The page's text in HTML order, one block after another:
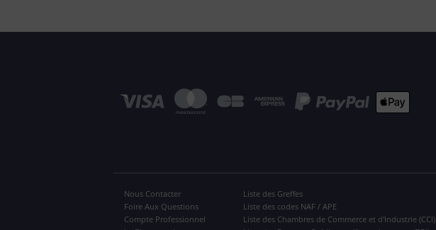
Nous Contacter
Foire Aux Questions
Compte Professionnel
Liste des Greffes
Liste des codes NAF / APE
Liste des Chambres de Commerce et d'Industrie (CCI)